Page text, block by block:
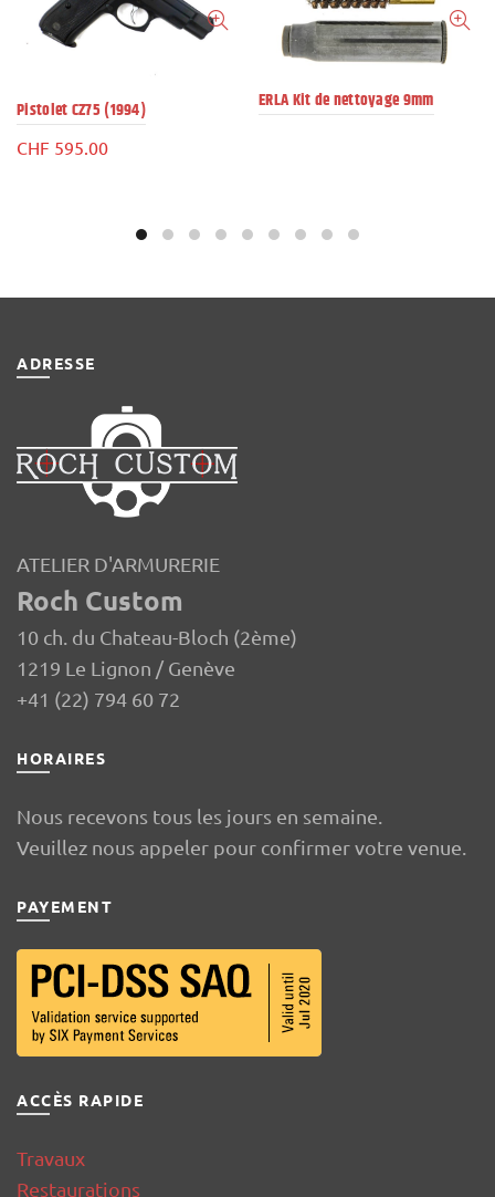
Pistolet CZ75 (1994)
CHF 595.00
ERLA Kit de nettoyage 9mm
ADRESSE
ATELIER D'ARMURERIE
Roch Custom
10 ch. du Chateau-Bloch (2ème)
1219 Le Lignon / Genève
+41 (22) 794 60 72
HORAIRES
Nous recevons tous les jours en semaine.
Veuillez nous appeler pour confirmer votre venue.
PAYEMENT
ACCÈS RAPIDE
Travaux
Restaurations